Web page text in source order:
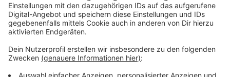
Anzeige